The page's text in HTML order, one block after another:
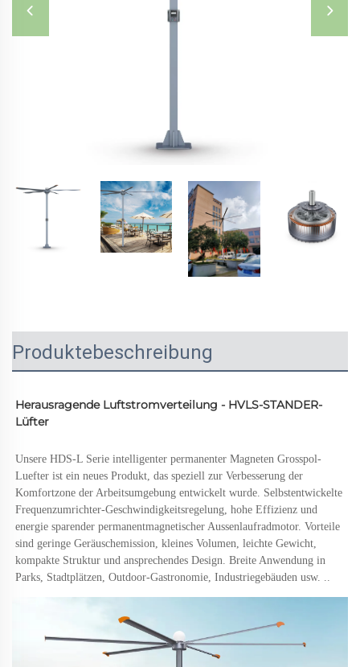
Produktebeschreibung
Herausragende Luftstromverteilung - HVLS-STANDER-
Lüfter
Unsere HDS-L Serie intelligenter permanenter Magneten Grosspol-
Luefter ist ein neues Produkt, das speziell zur Verbesserung der
Komfortzone der Arbeitsumgebung entwickelt wurde. Selbstentwickelte
Frequenzumrichter-Geschwindigkeitsregelung, hohe Effizienz und
energie sparender permanentmagnetischer Aussenlaufradmotor. Vorteile
sind geringe Geräuschemission, kleines Volumen, leichte Gewicht,
kompakte Struktur und ansprechendes Design. Breite Anwendung in
Parks, Stadtplätzen, Outdoor-Gastronomie, Industriegebäuden usw.